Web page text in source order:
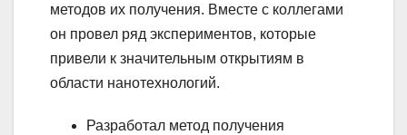
методов их получения. Вместе с коллегами
он провел ряд экспериментов, которые
привели к значительным открытиям в
области нанотехнологий.
Разработал метод получения